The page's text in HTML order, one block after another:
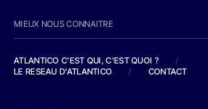
MIEUX NOUS CONNAITRE
ATLANTICO C'EST QUI, C'EST QUOI ?
/
LE RESEAU D'ATLANTICO
/ CONTACT